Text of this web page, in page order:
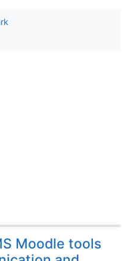
Moodle tools